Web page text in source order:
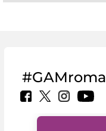
#GAMroma